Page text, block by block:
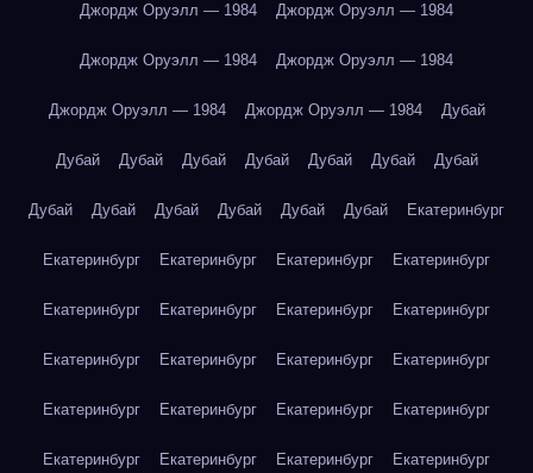
Джордж Оруэлл — 1984 Джордж Оруэлл — 1984
Джордж Оруэлл — 1984 Джордж Оруэлл — 1984
Джордж Оруэлл — 1984 Джордж Оруэлл — 1984 Дубай
Дубай Дубай Дубай Дубай Дубай Дубай Дубай
Дубай Дубай Дубай Дубай Дубай Дубай Екатеринбург
Екатеринбург Екатеринбург Екатеринбург Екатеринбург
Екатеринбург Екатеринбург Екатеринбург Екатеринбург
Екатеринбург Екатеринбург Екатеринбург Екатеринбург
Екатеринбург Екатеринбург Екатеринбург Екатеринбург
Екатеринбург Екатеринбург Екатеринбург Екатеринбург